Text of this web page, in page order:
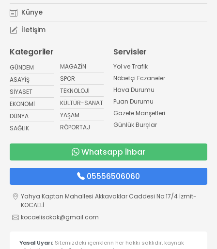
Künye
İletişim
Kategoriler
GÜNDEM
ASAYİŞ
SİYASET
EKONOMİ
DÜNYA
SAĞLIK
MAGAZİN
SPOR
TEKNOLOJİ
KÜLTÜR-SANAT
YAŞAM
RÖPORTAJ
Servisler
Yol ve Trafik
Nöbetçi Eczaneler
Hava Durumu
Puan Durumu
Gazete Manşetleri
Günlük Burçlar
Whatsapp İhbar
05556506060
Yahya Kaptan Mahallesi Akkavaklar Caddesi No:17/4 İzmit-
KOCAELİ
kocaelisokak@gmail.com
Yasal Uyarı: Sitemizdeki içeriklerin her hakkı saklıdır, kaynak